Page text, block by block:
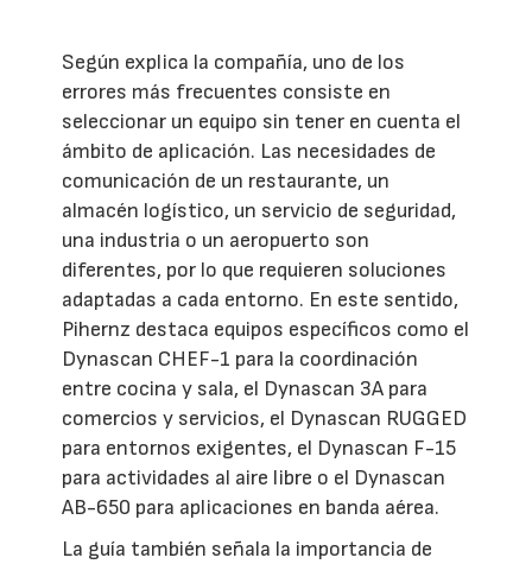
Según explica la compañía, uno de los
errores más frecuentes consiste en
seleccionar un equipo sin tener en cuenta el
ámbito de aplicación. Las necesidades de
comunicación de un restaurante, un
almacén logístico, un servicio de seguridad,
una industria o un aeropuerto son
diferentes, por lo que requieren soluciones
adaptadas a cada entorno. En este sentido,
Pihernz destaca equipos específicos como el
Dynascan CHEF-1 para la coordinación
entre cocina y sala, el Dynascan 3A para
comercios y servicios, el Dynascan RUGGED
para entornos exigentes, el Dynascan F-15
para actividades al aire libre o el Dynascan
AB-650 para aplicaciones en banda aérea.
La guía también señala la importancia de